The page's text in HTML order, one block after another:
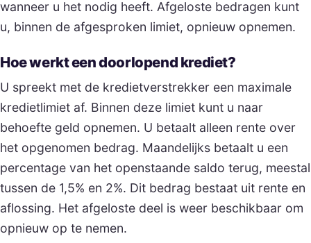
wanneer u het nodig heeft. Afgeloste bedragen kunt
u, binnen de afgesproken limiet, opnieuw opnemen.
Hoe werkt een doorlopend krediet?
U spreekt met de kredietverstrekker een maximale
kredietlimiet af. Binnen deze limiet kunt u naar
behoefte geld opnemen. U betaalt alleen rente over
het opgenomen bedrag. Maandelijks betaalt u een
percentage van het openstaande saldo terug, meestal
tussen de 1,5% en 2%. Dit bedrag bestaat uit rente en
aflossing. Het afgeloste deel is weer beschikbaar om
opnieuw op te nemen.